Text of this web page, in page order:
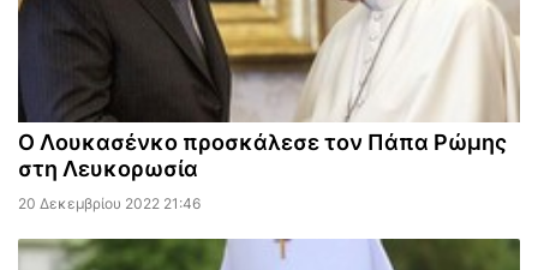
Ο Λουκασένκο προσκάλεσε τον Πάπα Ρώμης
στη Λευκορωσία
20 Δεκεμβρίου 2022 21:46